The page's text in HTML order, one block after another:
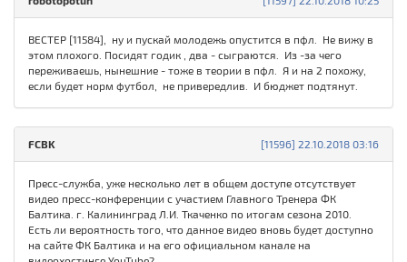
ВЕСТЕР [11584], ну и пускай молодежь опустится в пфл. Не вижу в
этом плохого. Посидят годик , два - сыграются. Из -за чего
переживаешь, нынешние - тоже в теории в пфл. Я и на 2 похожу,
если будет норм футбол, не привередлив. И бюджет подтянут.
[11596] 22.10.2018 03:16
FСBK
Пресс-служба, уже несколько лет в общем доступе отсутствует
видео пресс-конференции с участием Главного Тренера ФК
Балтика. г. Калининград Л.И. Ткаченко по итогам сезона 2010.
Есть ли вероятность того, что данное видео вновь будет доступно
на сайте ФК Балтика и на его официальном канале на